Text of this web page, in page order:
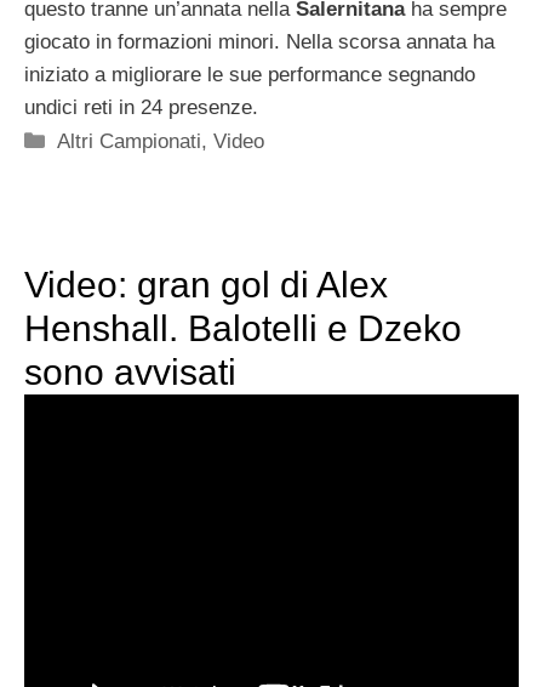
questo tranne un’annata nella Salernitanaha sempre
giocato in formazioni minori. Nella scorsa annata ha
iniziato a migliorare le sue performance segnando
undici reti in 24 presenze.
Categorie
Altri Campionati,Video
Video: gran gol di Alex
Henshall. Balotelli e Dzeko
sono avvisati